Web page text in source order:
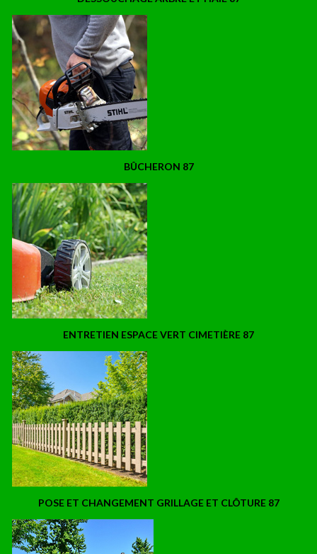
BÛCHERON 87
ENTRETIEN ESPACE VERT CIMETIÈRE 87
POSE ET CHANGEMENT GRILLAGE ET CLÔTURE 87